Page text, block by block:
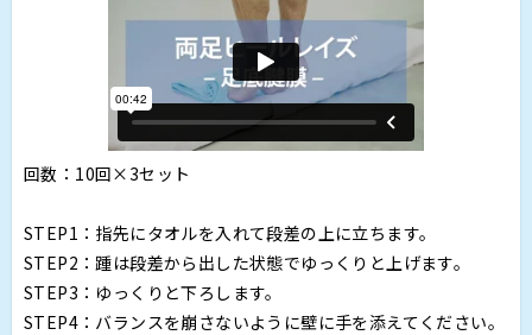
回数：10回×3セット
STEP1：指先にタオルを入れて段差の上に立ちます。
STEP2：踵は段差から出した状態でゆっくりと上げます。
STEP3：ゆっくりと下ろします。
STEP4：バランスを崩さないように壁に手を添えてください。